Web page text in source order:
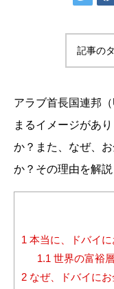
記事の
アラブ首長国連邦
まるイメージがあ
か？また、なぜ、
か？その理由を解説
1 本当に、ドバイ
1.1 世界の富裕
2 なぜ、ドバイに